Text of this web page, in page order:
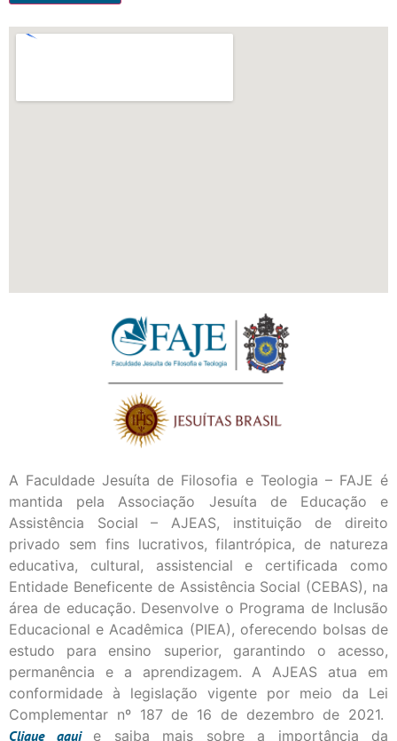
A Faculdade Jesuíta de Filosofia e Teologia – FAJE é
mantida pela Associação Jesuíta de Educação e
Assistência Social – AJEAS, instituição de direito
privado sem fins lucrativos, filantrópica, de natureza
educativa, cultural, assistencial e certificada como
Entidade Beneficente de Assistência Social (CEBAS), na
área de educação. Desenvolve o Programa de Inclusão
Educacional e Acadêmica (PIEA), oferecendo bolsas de
estudo para ensino superior, garantindo o acesso,
permanência e a aprendizagem. A AJEAS atua em
conformidade à legislação vigente por meio da Lei
Complementar nº 187 de 16 de dezembro de 2021.
Cliqueaqui e saiba mais sobre a importância da